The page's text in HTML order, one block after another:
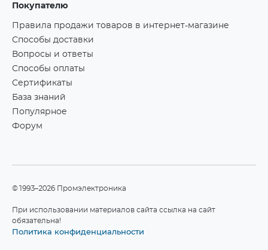
Покупателю
Правила продажи товаров в интернет-магазине
Способы доставки
Вопросы и ответы
Способы оплаты
Сертификаты
База знаний
Популярное
Форум
©1993–2026 Промэлектроника
При использовании материалов сайта ссылка на сайт
обязательна!
Политика конфиденциальности